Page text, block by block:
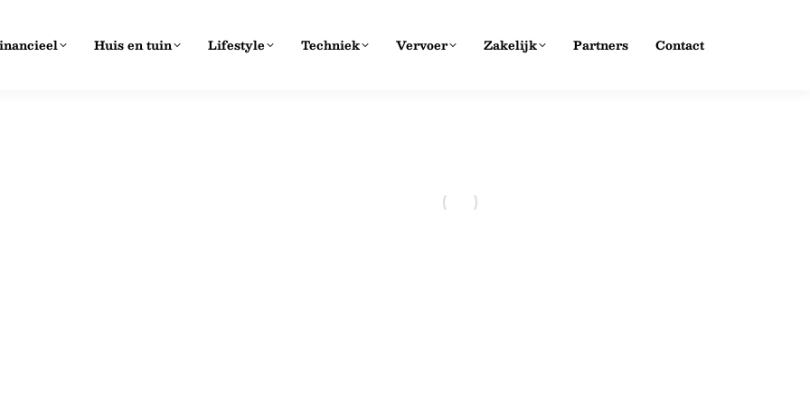
Huis en tuin Lifestyle Techniek Vervoer Zakelijk Partners Contact